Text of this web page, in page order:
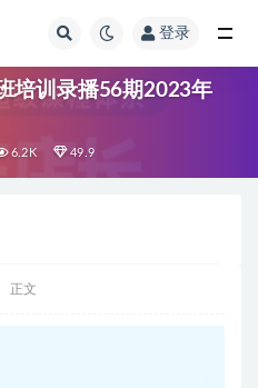
登录
培训录播56期2023年
6.2K 49.9
正文